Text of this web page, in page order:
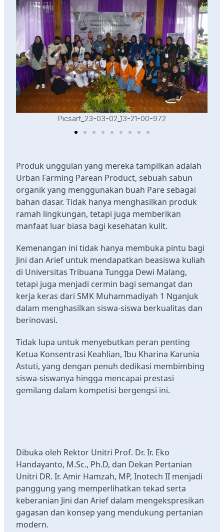
Picsart_23-03-02_13-21-00-972
Produk unggulan yang mereka tampilkan adalah
Urban Farming Parean Product, sebuah sabun
organik yang menggunakan buah Pare sebagai
bahan dasar. Tidak hanya menghasilkan produk
ramah lingkungan, tetapi juga memberikan
manfaat luar biasa bagi kesehatan kulit.
Kemenangan ini tidak hanya membuka pintu bagi
Jini dan Arief untuk mendapatkan beasiswa kuliah
di Universitas Tribuana Tungga Dewi Malang,
tetapi juga menjadi cermin bagi semangat dan
kerja keras dari SMK Muhammadiyah 1 Nganjuk
dalam menghasilkan siswa-siswa berkualitas dan
berinovasi.
Tidak lupa untuk menyebutkan peran penting
Ketua Konsentrasi Keahlian, Ibu Kharina Karunia
Astuti, yang dengan penuh dedikasi membimbing
siswa-siswanya hingga mencapai prestasi
gemilang dalam kompetisi bergengsi ini.
Dibuka oleh Rektor Unitri Prof. Dr. Ir. Eko
Handayanto, M.Sc., Ph.D, dan Dekan Pertanian
Unitri DR. Ir. Amir Hamzah, MP, Inotech II menjadi
panggung yang memperlihatkan tekad serta
keberanian Jini dan Arief dalam mengekspresikan
gagasan dan konsep yang mendukung pertanian
modern.